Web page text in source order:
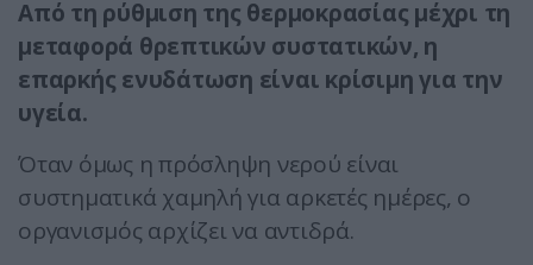
Από τη ρύθμιση της θερμοκρασίας μέχρι τη
μεταφορά θρεπτικών συστατικών, η
επαρκής ενυδάτωση είναι κρίσιμη για την
υγεία.
Όταν όμως η πρόσληψη νερού είναι
συστηματικά χαμηλή για αρκετές ημέρες, ο
οργανισμός αρχίζει να αντιδρά.